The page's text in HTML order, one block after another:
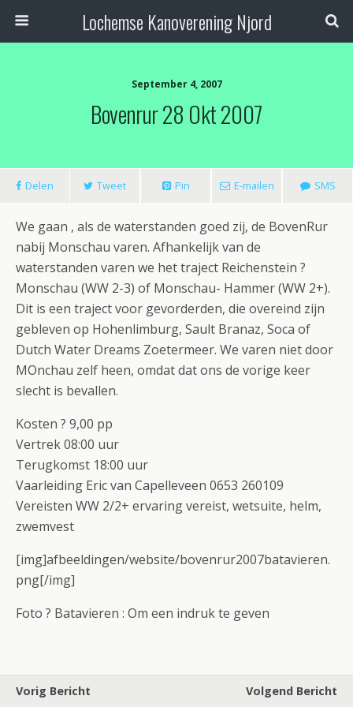
Lochemse Kanoverening Njord
September 4, 2007
Bovenrur 28 Okt 2007
Delen Tweet Pin E-mailen SMS
We gaan , als de waterstanden goed zij, de BovenRur
nabij Monschau varen. Afhankelijk van de
waterstanden varen we het traject Reichenstein ?
Monschau (WW 2-3) of Monschau- Hammer (WW 2+).
Dit is een traject voor gevorderden, die overeind zijn
gebleven op Hohenlimburg, Sault Branaz, Soca of
Dutch Water Dreams Zoetermeer. We varen niet door
MOnchau zelf heen, omdat dat ons de vorige keer
slecht is bevallen.
Kosten ? 9,00 pp
Vertrek 08:00 uur
Terugkomst 18:00 uur
Vaarleiding Eric van Capelleveen 0653 260109
Vereisten WW 2/2+ ervaring vereist, wetsuite, helm,
zwemvest
[img]afbeeldingen/website/bovenrur2007batavieren.
png[/img]
Foto ? Batavieren : Om een indruk te geven
Vorig Bericht
Volgend Bericht